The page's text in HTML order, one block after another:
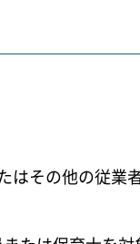
はその他の従業